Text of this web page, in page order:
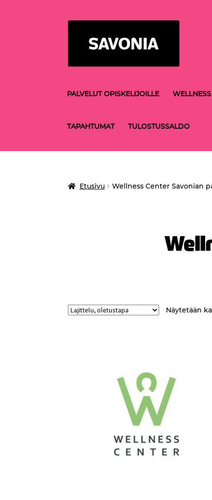
navigointiin
sisältöön
PALVELUT OPISKELIJOILLE
TAPAHTUMAT TULOSTUSSALDO
Etusivu Wellness Center Savonian
Näytetään